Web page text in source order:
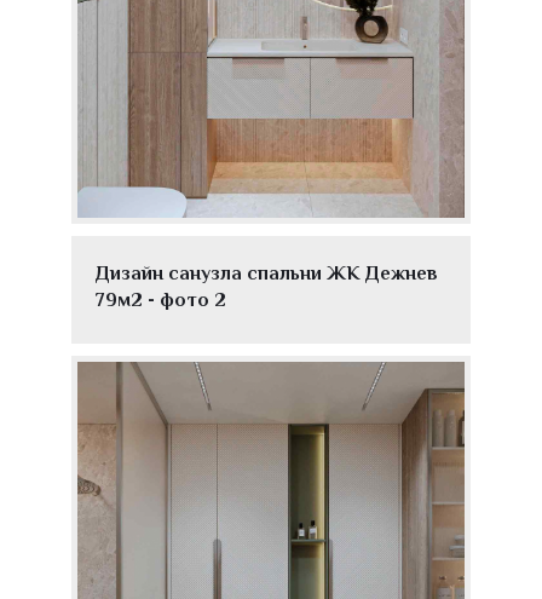
Дизайн санузла спальни ЖК Дежнев
79м2 - фото 2